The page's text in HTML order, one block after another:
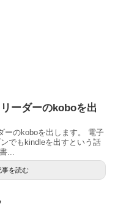
ーダーのkoboを出
ーのkoboを出します。 電子
でもkindleを出すという話
...
事を読む